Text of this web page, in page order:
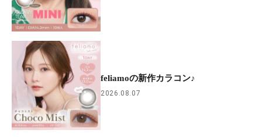
feliamoの新作カラコン♪
2026.08.07